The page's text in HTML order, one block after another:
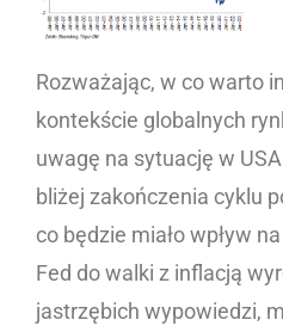
Rozważając, w co warto
kontekście globalnych
uwagę na sytuację w
bliżej zakończenia cyklu
co będzie miało wpływ
Fed do walki z inflacją
jastrzębich wypowiedzi,